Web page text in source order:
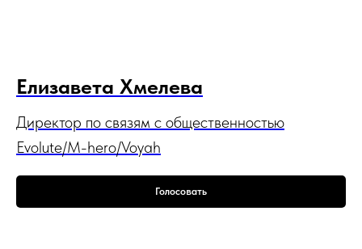
Елизавета Хмелева
Директор по связям с общественностью
Evolute/M-hero/Voyah
Голосовать